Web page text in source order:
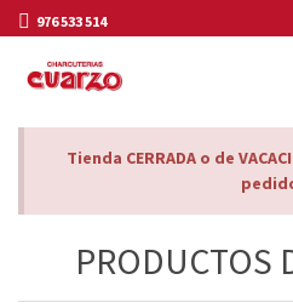
976 533 514
Tienda CERRADA o de
PRODUCTOS